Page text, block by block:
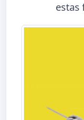
estas